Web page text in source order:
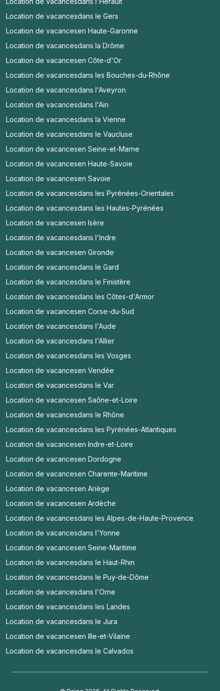
Location de vacancesdans le Gers
Location de vacancesen Haute-Garonne
Location de vacancesdans la Drôme
Location de vacancesen Côte-d'Or
Location de vacancesdans les Bouches-du-Rhône
Location de vacancesdans l'Aveyron
Location de vacancesdans l'Ain
Location de vacancesdans la Vienne
Location de vacancesdans le Vaucluse
Location de vacancesen Seine-et-Marne
Location de vacancesen Haute-Savoie
Location de vacancesen Savoie
Location de vacancesdans les Pyrénées-Orientales
Location de vacancesdans les Hautes-Pyrénées
Location de vacancesen Isère
Location de vacancesdans l'Indre
Location de vacancesen Gironde
Location de vacancesdans le Gard
Location de vacancesdans le Finistère
Location de vacancesdans les Côtes-d'Armor
Location de vacancesen Corse-du-Sud
Location de vacancesdans l'Aude
Location de vacancesdans l'Allier
Location de vacancesdans les Vosges
Location de vacancesen Vendée
Location de vacancesdans le Var
Location de vacancesen Saône-et-Loire
Location de vacancesdans le Rhône
Location de vacancesdans les Pyrénées-Atlantiques
Location de vacancesen Indre-et-Loire
Location de vacancesen Dordogne
Location de vacancesen Charente-Maritime
Location de vacancesen Ariège
Location de vacancesen Ardèche
Location de vacancesdans les Alpes-de-Haute-Provence
Location de vacancesdans l'Yonne
Location de vacancesen Seine-Maritime
Location de vacancesdans le Haut-Rhin
Location de vacancesdans le Puy-de-Dôme
Location de vacancesdans l'Orne
Location de vacancesdans les Landes
Location de vacancesdans le Jura
Location de vacancesen Ille-et-Vilaine
Location de vacancesdans le Calvados